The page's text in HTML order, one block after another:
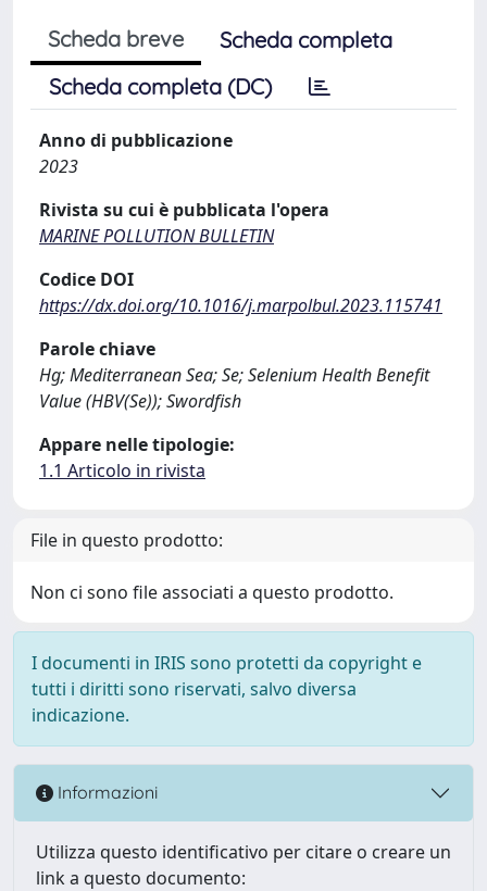
Scheda breve
Scheda completa
Scheda completa (DC)
Anno di pubblicazione
2023
Rivista su cui è pubblicata l'opera
MARINE POLLUTION BULLETIN
Codice DOI
https://dx.doi.org/10.1016/j.marpolbul.2023.115741
Parole chiave
Hg; Mediterranean Sea; Se; Selenium Health Benefit
Value (HBV(Se)); Swordfish
Appare nelle tipologie:
1.1 Articolo in rivista
File in questo prodotto:
Non ci sono file associati a questo prodotto.
I documenti in IRIS sono protetti da copyright e
tutti i diritti sono riservati, salvo diversa
indicazione.
Informazioni
Utilizza questo identificativo per citare o creare un
link a questo documento: